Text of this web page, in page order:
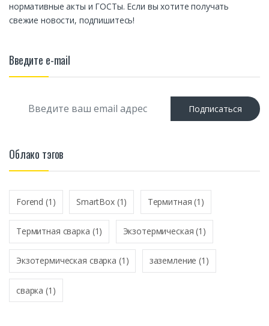
нормативные акты и ГОСТы. Если вы хотите получать
свежие новости, подпишитесь!
Введите e-mail
l
*
Подписаться
Облако тэгов
Forend (1) SmartBox(1) Термитная (1)
Термитная сварка (1) Экзотермическая (1)
Экзотермическая сварка (1) заземление (1)
сварка (1)